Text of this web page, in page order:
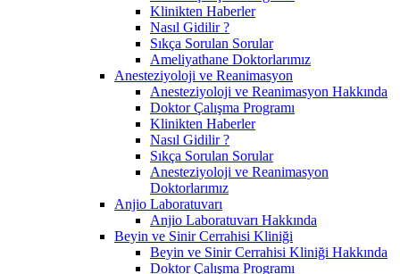
Klinikten Haberler
Nasıl Gidilir ?
Sıkça Sorulan Sorular
Ameliyathane Doktorlarımız
Anesteziyoloji ve Reanimasyon
Anesteziyoloji ve Reanimasyon Hakkında
Doktor Çalışma Programı
Klinikten Haberler
Nasıl Gidilir ?
Sıkça Sorulan Sorular
Anesteziyoloji ve Reanimasyon
Doktorlarımız
Anjio Laboratuvarı
Anjio Laboratuvarı Hakkında
Beyin ve Sinir Cerrahisi Kliniği
Beyin ve Sinir Cerrahisi Kliniği Hakkında
Doktor Çalışma Programı